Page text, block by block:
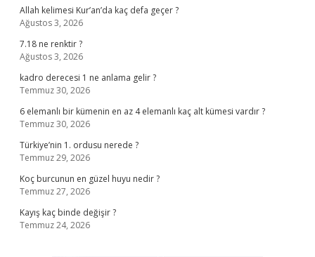
Allah kelimesi Kur’an’da kaç defa geçer ?
Ağustos 3, 2026
7.18 ne renktir ?
Ağustos 3, 2026
kadro derecesi 1 ne anlama gelir ?
Temmuz 30, 2026
6 elemanlı bir kümenin en az 4 elemanlı kaç alt kümesi vardır ?
Temmuz 30, 2026
Türkiye’nin 1. ordusu nerede ?
Temmuz 29, 2026
Koç burcunun en güzel huyu nedir ?
Temmuz 27, 2026
Kayış kaç binde değişir ?
Temmuz 24, 2026